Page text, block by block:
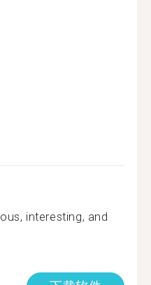
interesting, and